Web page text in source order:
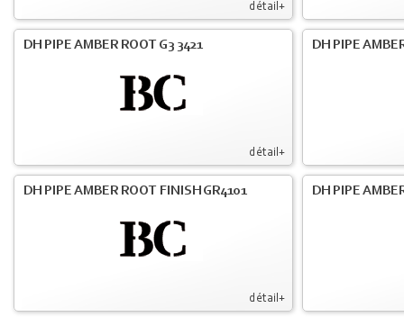
détail+
détail+
DH PIPE AMBER ROOT G3 3421 DH PIPE
détail+
DH PIPE AMBER ROOT FINISH GR4101 DH PIPE